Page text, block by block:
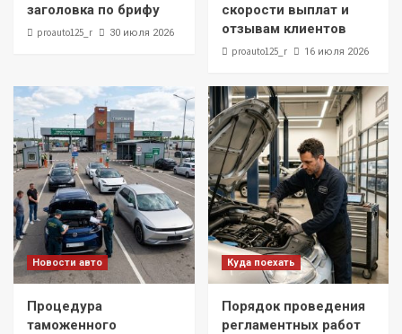
заголовка по брифу
proauto125_r 30 июля 2026
скорости выплат и
отзывам клиентов
proauto125_r 16 июля 2026
Новости авто
Процедура
таможенного
Куда поехать
Порядок проведения
регламентных работ